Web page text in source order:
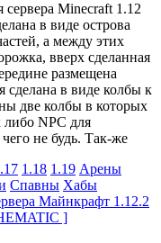
сервера Minecraft 1.12
в виде острова
а между этих
вверх сделанная
размещена
сделана в виде колбы к
две колбы в которых
либо NPC для
не будь. Так-же
1.18 1.19 Арены
Спавны Хабы